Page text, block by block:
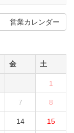
営業カレンダー
金 土
1
7 8
14 15